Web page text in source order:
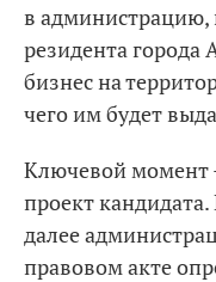
в администрацию,
резидента города
бизнес на
чего им будет
Ключевой момент
проект
далее
правовом акте